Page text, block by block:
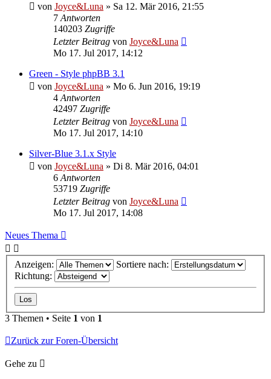
von Joyce&Luna » Sa 12. Mär 2016, 21:55
7 Antworten
140203 Zugriffe
Letzter Beitrag von Joyce&Luna
Mo 17. Jul 2017, 14:12
Green - Style phpBB 3.1
von Joyce&Luna » Mo 6. Jun 2016, 19:19
4 Antworten
42497 Zugriffe
Letzter Beitrag von Joyce&Luna
Mo 17. Jul 2017, 14:10
Silver-Blue 3.1.x Style
von Joyce&Luna » Di 8. Mär 2016, 04:01
6 Antworten
53719 Zugriffe
Letzter Beitrag von Joyce&Luna
Mo 17. Jul 2017, 14:08
Neues Thema
Anzeigen:
Sortiere nach:
Richtung:
3 Themen • Seite 1 von 1
Zurück zur Foren-Übersicht
Gehe zu